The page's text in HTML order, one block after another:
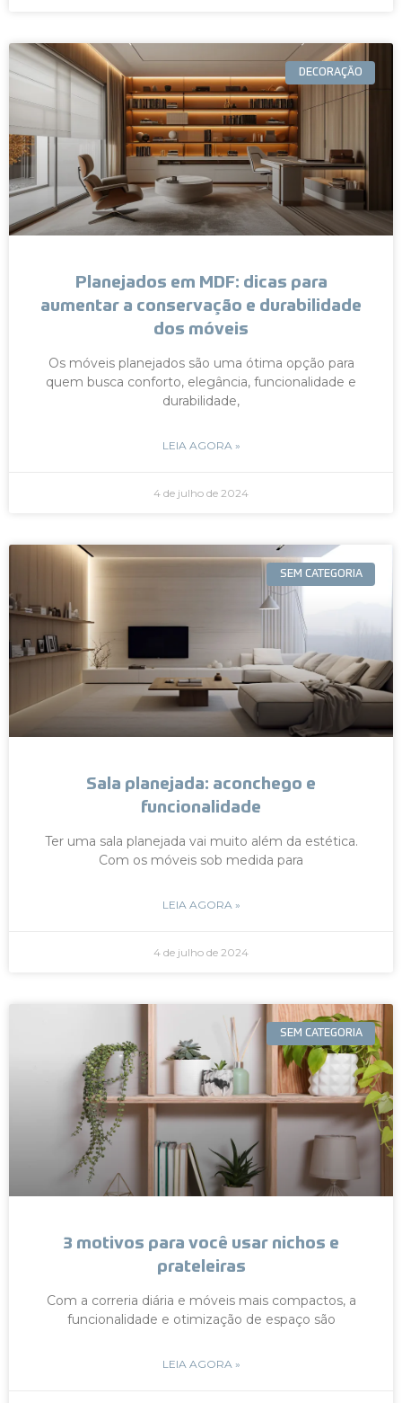
DECORAÇÃO
Planejados em MDF: dicas para
aumentar a conservação e durabilidade
dos móveis
Os móveis planejados são uma ótima opção para
quem busca conforto, elegância, funcionalidade e
durabilidade,
LEIA AGORA »
4 de julho de 2024
SEM CATEGORIA
Sala planejada: aconchego e
funcionalidade
Ter uma sala planejada vai muito além da estética.
Com os móveis sob medida para
LEIA AGORA »
4 de julho de 2024
SEM CATEGORIA
3 motivos para você usar nichos e
prateleiras
Com a correria diária e móveis mais compactos, a
funcionalidade e otimização de espaço são
LEIA AGORA »